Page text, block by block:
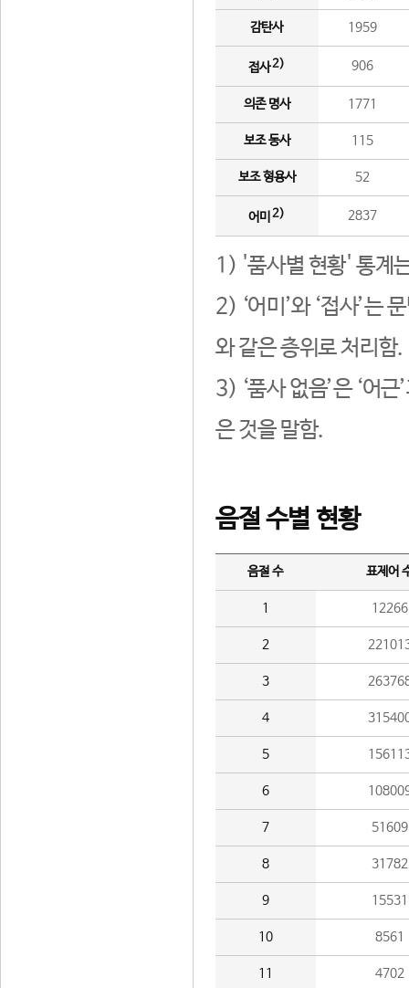
감탄사 1959
접사2) 906
의존 명사 1771
보조 동사 115
보조 형용사 52
어미 2) 2837
1) '품사별 현황' 통계
2) ‘어미’와 ‘접사’는
와 같은 층위로 처리함.
3) ‘품사 없음’은 ‘어
은 것을 말함.
음절 수별 현황
음절 수 표제어
1 12266
2
3
4
5
6
7 51609
8 31782
9 15531
10 8561
11 4702